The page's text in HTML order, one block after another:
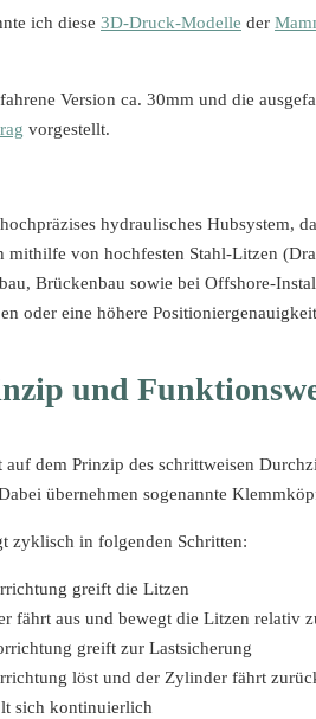
ich diese 3D-Druck-Modelle der
Version ca. 30mm und die
vorgestellt.
hydraulisches Hubsystem,
mithilfe von hochfesten Stahl-Litzen
Brückenbau sowie bei Offshore-
oder eine höhere
und
auf dem Prinzip des schrittweisen
übernehmen sogenannte
zyklisch in folgenden Schritten:
greift die Litzen
fährt aus und bewegt die Litzen relativ
greift zur Lastsicherung
löst und der Zylinder fährt
sich kontinuierlich